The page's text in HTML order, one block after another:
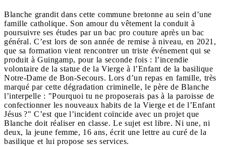
Blanche grandit dans cette commune bretonne au sein d’une
famille catholique. Son amour du vêtement la conduit à
poursuivre ses études par un bac pro couture après un bac
général. C’est lors de son année de remise à niveau, en 2021,
que sa formation vient rencontrer un triste événement qui se
produit à Guingamp, pour la seconde fois : l’incendie
volontaire de la statue de la Vierge à l’Enfant de la basilique
Notre-Dame de Bon-Secours. Lors d’un repas en famille, très
marqué par cette dégradation criminelle, le père de Blanche
l’interpelle : "Pourquoi tu ne proposerais pas à la paroisse de
confectionner les nouveaux habits de la Vierge et de l’Enfant
Jésus ?" C’est que l’incident coïncide avec un projet que
Blanche doit réaliser en classe. Le sujet est libre. Ni une, ni
deux, la jeune femme, 16 ans, écrit une lettre au curé de la
basilique et lui propose ses services.